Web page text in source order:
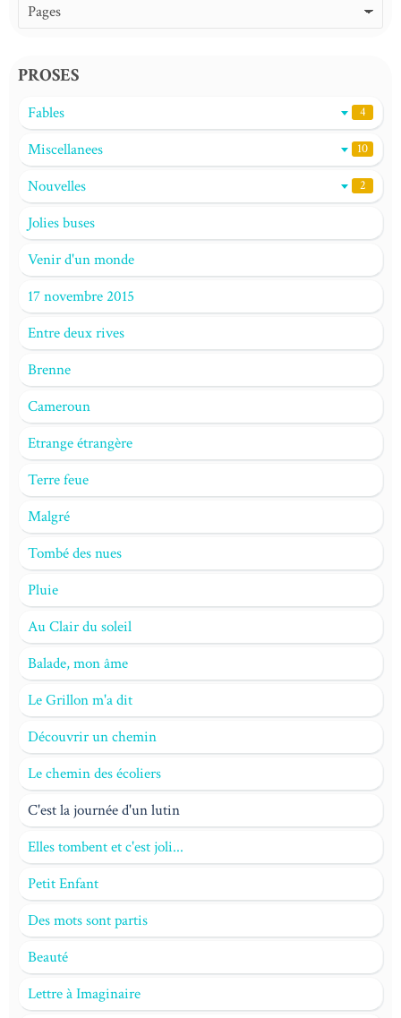
PROSES
Fables 4
Miscellanees 10
Nouvelles 2
Jolies buses
Venir d'un monde
17 novembre 2015
Entre deux rives
Brenne
Cameroun
Etrange étrangère
Terre feue
Malgré
Tombé des nues
Pluie
Au Clair du soleil
Balade, mon âme
Le Grillon m'a dit
Découvrir un chemin
Le chemin des écoliers
C'est la journée d'un lutin
Elles tombent et c'est joli...
Petit Enfant
Des mots sont partis
Beauté
Lettre à Imaginaire